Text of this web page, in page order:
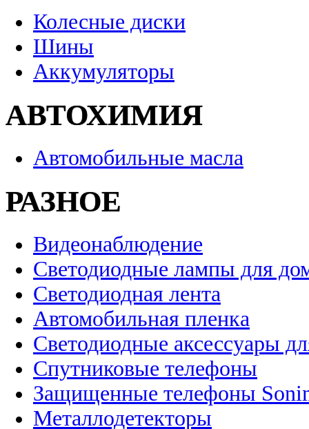
Колесные диски
Шины
Аккумуляторы
АВТОХИМИЯ
Автомобильные масла
РАЗНОЕ
Видеонаблюдение
Светодиодные лампы для
Светодиодная лента
Автомобильная пленка
Светодиодные аксессуары
Спутниковые телефоны
Защищенные телефоны
Металлодетекторы